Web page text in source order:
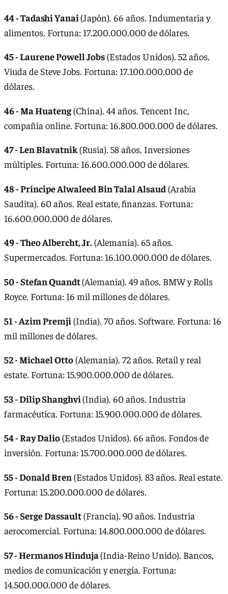
44 - Tadashi Yanai(Japón). 66 años. Indumentaria y
alimentos. Fortuna: 17.200.000.000 de dólares.
45 - Laurene Powell Jobs(Estados Unidos). 52 años.
Viuda de Steve Jobs. Fortuna: 17.100.000.000 de
dólares.
46 - Ma Huateng(China). 44 años. Tencent Inc,
compañía online. Fortuna: 16.800.000.000 de dólares.
47 - Len Blavatnik(Rusia). 58 años. Inversiones
múltiples. Fortuna: 16.600.000.000 de dólares.
48 - Príncipe Alwaleed Bin Talal Alsaud(Arabia
Saudita). 60 años. Real estate, finanzas. Fortuna:
16.600.000.000 de dólares.
49 - Theo Albercht, Jr.(Alemania). 65 años.
Supermercados. Fortuna: 16.100.000.000 de dólares.
50 - Stefan Quandt(Alemania). 49 años. BMW y Rolls
Royce. Fortuna: 16 mil millones de dólares.
51 - Azim Premji (India). 70 años. Software. Fortuna: 16
mil millones de dólares.
52 - Michael Otto(Alemania). 72 años. Retail y real
estate. Fortuna: 15.900.000.000 de dólares.
53 - Dilip Shanghvi(India). 60 años. Industria
farmacéutica. Fortuna: 15.900.000.000 de dólares.
54 - Ray Dalio(Estados Unidos). 66 años. Fondos de
inversión. Fortuna: 15.700.000.000 de dólares.
55 - Donald Bren(Estados Unidos). 83 años. Real estate.
Fortuna: 15.200.000.000 de dólares.
56 - Serge Dassault(Francia). 90 años. Industria
aerocomercial. Fortuna: 14.800.000.000 de dólares.
57 - Hermanos Hinduja(India-Reino Unido). Bancos,
medios de comunicación y energía. Fortuna:
14.500.000.000 de dólares.